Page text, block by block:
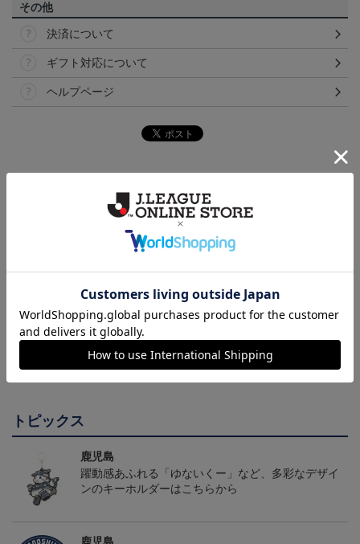
その他
決済について
ギフト対応について
ヘルプページ
26/27オーセンティックユ
ニフォーム（FP1st）
【値引き】【すぐにお届
け】2025オーセンティッ
クユニフォーム FP1st
【すぐにお届け】明治安
田J2・J3百年構想リーグ
オーセンティックユニフ
トピックス
鹿児島
躍動感あふれる「ゆないくー」など、多彩なデザイ
ンのキーホルダーはこちらから